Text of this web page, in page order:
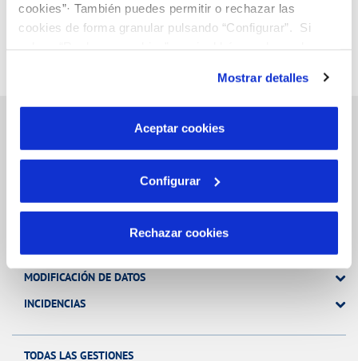
cookies”· También puedes permitir o rechazar las
cookies de forma granular pulsando “Configurar”. Si
son indispensables para que el sitio web funcione y que
por tanto no se pueden desactivar. Puedes consultar
más información en nuestraPolítica de Cookies
Mostrar detalles
Aceptar cookies
Configurar
Rechazar cookies
Página 105 de 112
FACTURAS, PAGOS Y CONSUMOS
CONTRATOS
MODIFICACIÓN DE DATOS
INCIDENCIAS
TODAS LAS GESTIONES